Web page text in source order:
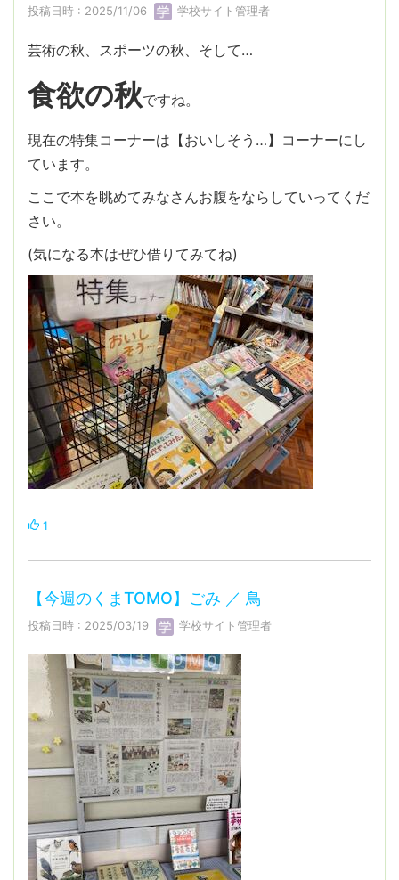
投稿日時 : 2025/11/06 学校サイト管理者
芸術の秋、スポーツの秋、そして…
食欲の秋ですね。
現在の特集コーナーは【おいしそう…】コーナーにし
ています。
ここで本を眺めてみなさんお腹をならしていってくだ
さい。
(気になる本はぜひ借りてみてね)
1
【今週のくまTOMO】ごみ ／ 鳥
投稿日時 : 2025/03/19 学校サイト管理者